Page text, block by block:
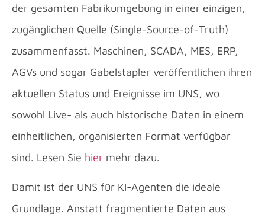
der gesamten Fabrikumgebung in einer einzigen,
zugänglichen Quelle (Single-Source-of-Truth)
zusammenfasst. Maschinen, SCADA, MES, ERP,
AGVs und sogar Gabelstapler veröffentlichen ihren
aktuellen Status und Ereignisse im UNS, wo
sowohl Live- als auch historische Daten in einem
einheitlichen, organisierten Format verfügbar
sind. Lesen Sie hier mehr dazu.
Damit ist der UNS für KI-Agenten die ideale
Grundlage. Anstatt fragmentierte Daten aus